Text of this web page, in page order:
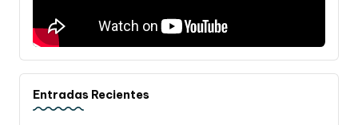
Entradas Recientes